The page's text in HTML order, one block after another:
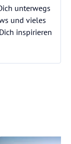
unterwegs
und vieles
inspirieren